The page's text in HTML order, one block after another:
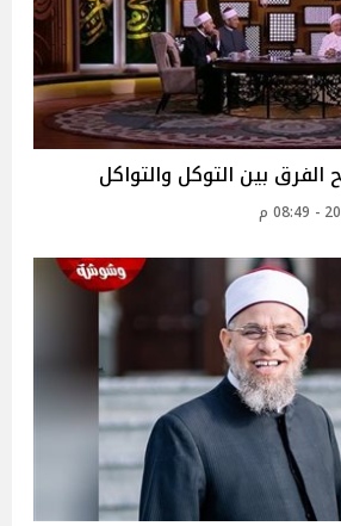
بين التوكل والتواكل